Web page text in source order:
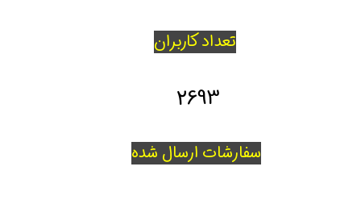
تعداد کاربران
سفارشات ارسال شده
2693